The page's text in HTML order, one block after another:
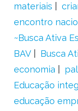
materiais
encontro
~Busca Ativa
BAV
Busca
economia
Educação
educação